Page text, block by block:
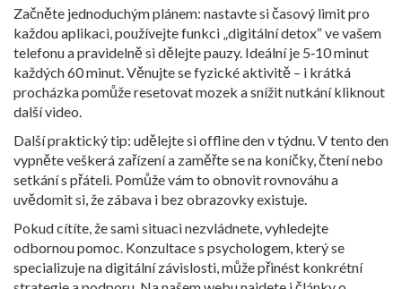
Začněte jednoduchým plánem: nastavte si časový limit pro
každou aplikaci, používejte funkci „digitální detox“ ve vašem
telefonu a pravidelně si dělejte pauzy. Ideální je 5‑10 minut
každých 60 minut. Věnujte se fyzické aktivitě – i krátká
procházka pomůže resetovat mozek a snížit nutkání kliknout
další video.
Další praktický tip: udělejte si offline den v týdnu. V tento den
vypněte veškerá zařízení a zaměřte se na koníčky, čtení nebo
setkání s přáteli. Pomůže vám to obnovit rovnováhu a
uvědomit si, že zábava i bez obrazovky existuje.
Pokud cítíte, že sami situaci nezvládnete, vyhledejte
odbornou pomoc. Konzultace s psychologem, který se
specializuje na digitální závislosti, může přinést konkrétní